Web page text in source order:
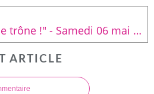
"Charles, ouf, enfin le trône !" - Samedi 06 mai 2023
ARTICLE